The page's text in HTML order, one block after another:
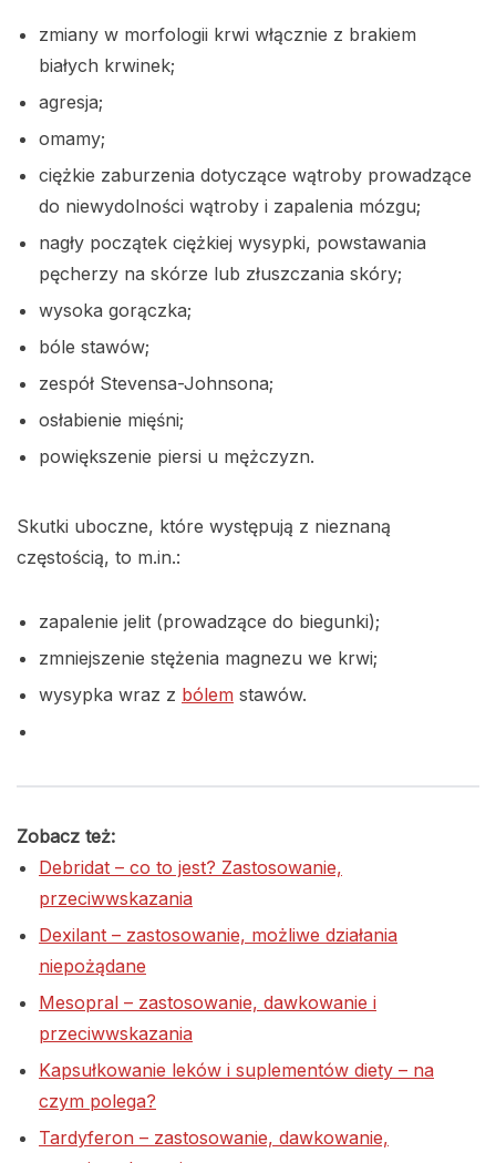
zmiany w morfologii krwi włącznie z brakiem
białych krwinek;
agresja;
omamy;
ciężkie zaburzenia dotyczące wątroby prowadzące
do niewydolności wątroby i zapalenia mózgu;
nagły początek ciężkiej wysypki, powstawania
pęcherzy na skórze lub złuszczania skóry;
wysoka gorączka;
bóle stawów;
zespół Stevensa-Johnsona;
osłabienie mięśni;
powiększenie piersi u mężczyzn.
Skutki uboczne, które występują z nieznaną
częstością, to m.in.:
zapalenie jelit (prowadzące do biegunki);
zmniejszenie stężenia magnezu we krwi;
wysypka wraz z bólem stawów.
Zobacz też:
Debridat – co to jest? Zastosowanie,
przeciwwskazania
Dexilant – zastosowanie, możliwe działania
niepożądane
Mesopral – zastosowanie, dawkowanie i
przeciwwskazania
Kapsułkowanie leków i suplementów diety – na
czym polega?
Tardyferon – zastosowanie, dawkowanie,